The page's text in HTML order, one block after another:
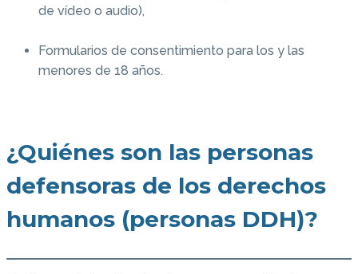
de vídeo o audio),
Formularios de consentimiento para los y las
menores de 18 años.
¿Quiénes son las personas
defensoras de los derechos
humanos (personas DDH)?